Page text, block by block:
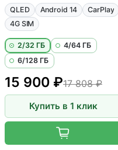
QLED Android 14
CarPlay
4G SIM
2/32 ГБ
4/64 ГБ
6/128 ГБ
15 900 ₽17 808 ₽
Купить в 1 клик